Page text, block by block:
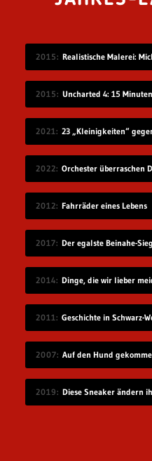
2015 Realistische Malerei:
2015 Uncharted 4: 15
2021
2022
2012 Fahrräder eines Lebens
2017 Der egalste Beinahe-
2014 Dinge, die wir lieber
2011 Geschichte in Schwarz-
2007 Auf den Hund
2019